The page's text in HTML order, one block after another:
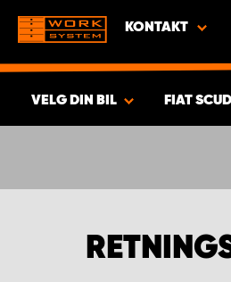
KONTAKT
VELG DIN BIL FIAT